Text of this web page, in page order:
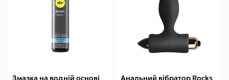
Змазка на водній основі Анальний вібратор Rocks